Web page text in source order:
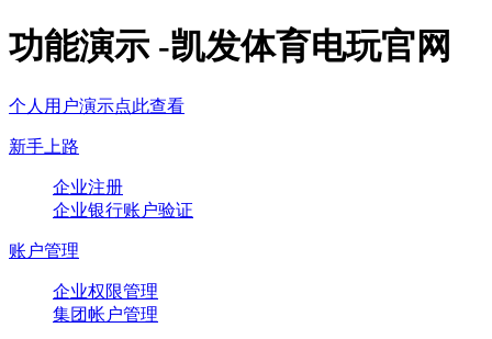
功能演示 -凯发体育电玩官网
个人用户演示点此查看
新手上路
企业注册
企业银行账户验证
账户管理
企业权限管理
集团帐户管理